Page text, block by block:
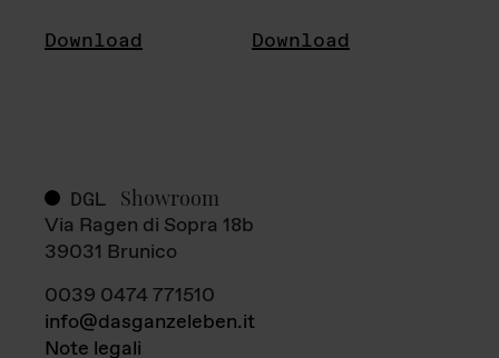
Download Download
DGL Showroom
Via Ragen di Sopra 18b
39031 Brunico
0039 0474 771510
info@dasganzeleben.it
Note legali